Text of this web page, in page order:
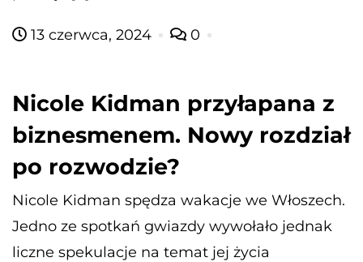
13 czerwca, 2024 0
Nicole Kidman przyłapana z
biznesmenem. Nowy rozdział
po rozwodzie?
Nicole Kidman spędza wakacje we Włoszech.
Jedno ze spotkań gwiazdy wywołało jednak
liczne spekulacje na temat jej życia